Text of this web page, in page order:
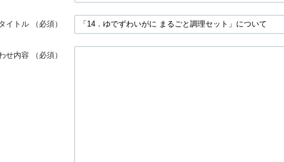
イトル （必須）
せ内容 （必須）